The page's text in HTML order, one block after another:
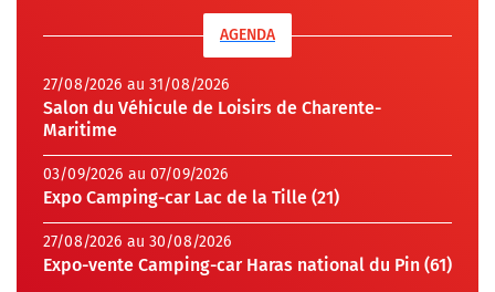
AGENDA
27/08/2026 au 31/08/2026
Salon du Véhicule de Loisirs de Charente-
Maritime
03/09/2026 au 07/09/2026
Expo Camping-car Lac de la Tille (21)
27/08/2026 au 30/08/2026
Expo-vente Camping-car Haras national du Pin (61)